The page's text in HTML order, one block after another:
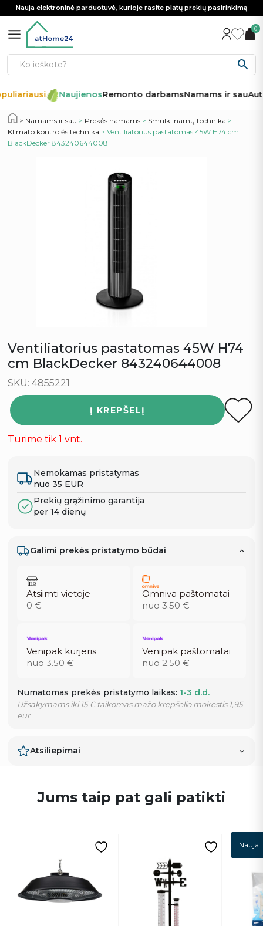
Nauja elektroninė parduotuvė, kurioje rasite platų prekių pasirinkimą
0
NaujienosRemonto darbamsNamams ir sau
Namams ir sau > Prekės namams > Smulki namų technika >
Klimato kontrolės technika > Ventiliatorius pastatomas 45W H74 cm
BlackDecker 843240644008
Ventiliatorius pastatomas 45W H74
cm BlackDecker 843240644008
SKU: 4855221
Į KREPŠELĮ
Turime tik 1 vnt.
Nemokamas pristatymas
nuo 35 EUR
Prekių grąžinimo garantija
per 14 dienų
Galimi prekės pristatymo būdai
Atsiimti vietoje
0 €
Omniva paštomatai
nuo 3.50 €
Venipak kurjeris
nuo 3.50 €
Venipak paštomatai
nuo 2.50 €
Numatomas prekės pristatymo laikas: 1-3 d.d.
Užsakymams iki 15 € taikomas mažo krepšelio mokestis 1,95
eur
Atsiliepimai
Jums taip pat gali patikti
Nauja